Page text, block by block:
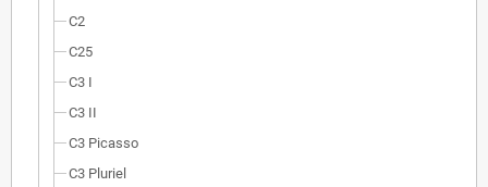
C2
C25
C3 I
C3 II
C3 Picasso
C3 Pluriel